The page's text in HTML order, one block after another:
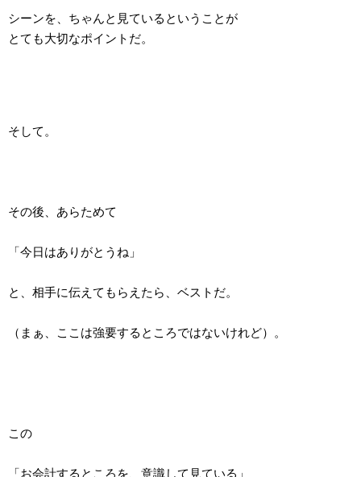
シーンを、ちゃんと見ているということが
とても大切なポイントだ。
そして。
その後、あらためて
「今日はありがとうね」
と、相手に伝えてもらえたら、ベストだ。
（まぁ、ここは強要するところではないけれど）。
この
「お会計するところを、意識して見ている」